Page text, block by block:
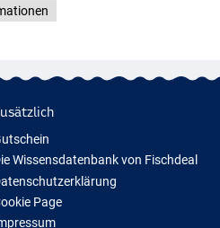
Wissensdatenbank von Fischdeal
Page